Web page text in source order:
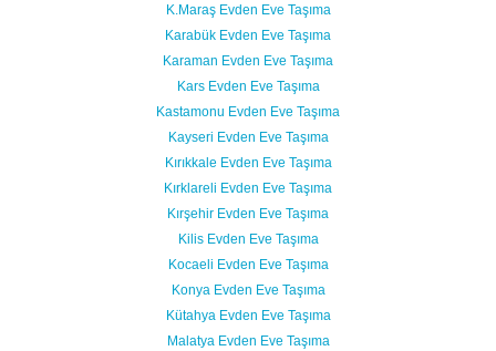
K.Maraş Evden Eve Taşıma
Karabük Evden Eve Taşıma
Karaman Evden Eve Taşıma
Kars Evden Eve Taşıma
Kastamonu Evden Eve Taşıma
Kayseri Evden Eve Taşıma
Kırıkkale Evden Eve Taşıma
Kırklareli Evden Eve Taşıma
Kırşehir Evden Eve Taşıma
Kilis Evden Eve Taşıma
Kocaeli Evden Eve Taşıma
Konya Evden Eve Taşıma
Kütahya Evden Eve Taşıma
Malatya Evden Eve Taşıma